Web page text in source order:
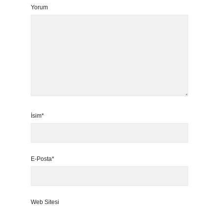
Yorum
İsim*
E-Posta*
Web Sitesi